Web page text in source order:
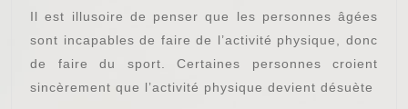
pour
les
personnes
âgées
Il est illusoire de penser que les personnes âgées
sont incapables de faire de l’activité physique, donc
de faire du sport. Certaines personnes croient
sincèrement que l’activité physique devient désuète